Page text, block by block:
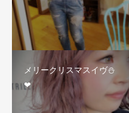
メリークリスマスイヴ⛄
❤